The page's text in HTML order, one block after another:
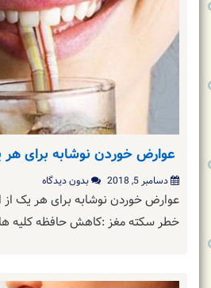
عوارض خوردن نوشابه برای
دسامبر 5, 2018 بدون دیدگاه
عوارض خوردن نوشابه برای هر یک
خطر سکته مغز :کاهش حافظه کلیه